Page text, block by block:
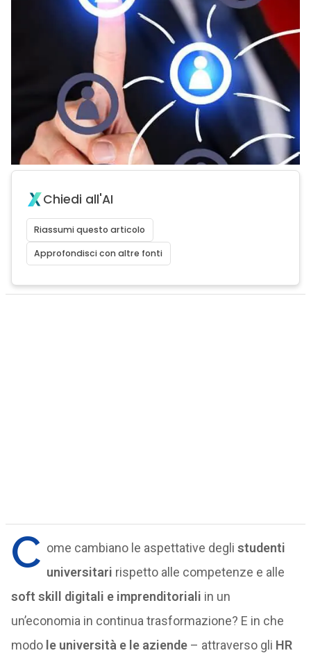
Chiedi all'AI
Riassumi questo articolo
Approfondisci con altre fonti
C ome cambiano le aspettative degli studenti
universitari rispetto alle competenze e alle
soft skill
digitali e imprenditoriali in un
un’economia in continua trasformazione? E in che
modo le università e le aziende– attraverso gli HR